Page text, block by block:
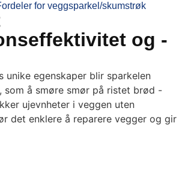
for veggsparkel/skumstrøk
og -
unike egenskaper blir sparkelen
som å smøre smør på ristet brød -
ujevnheter i veggen uten
det enklere å reparere vegger og gir